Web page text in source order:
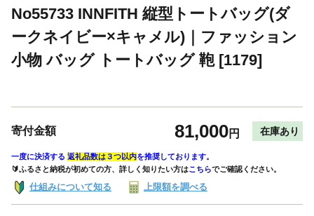
No55733 INNFITH 縦型トートバッグ(ダ
ークネイビー×キャメル)｜ファッション
小物 バッグ トートバッグ 鞄 [1179]
寄付金額 81,000円 在庫あり
一度に決済する 返礼品数は３つ以内を推奨しております。
🔰ふるさと納税が初めての方、詳しく知りたい方はこちらでご確認ください。
仕組みについて知る 上限額を調べる